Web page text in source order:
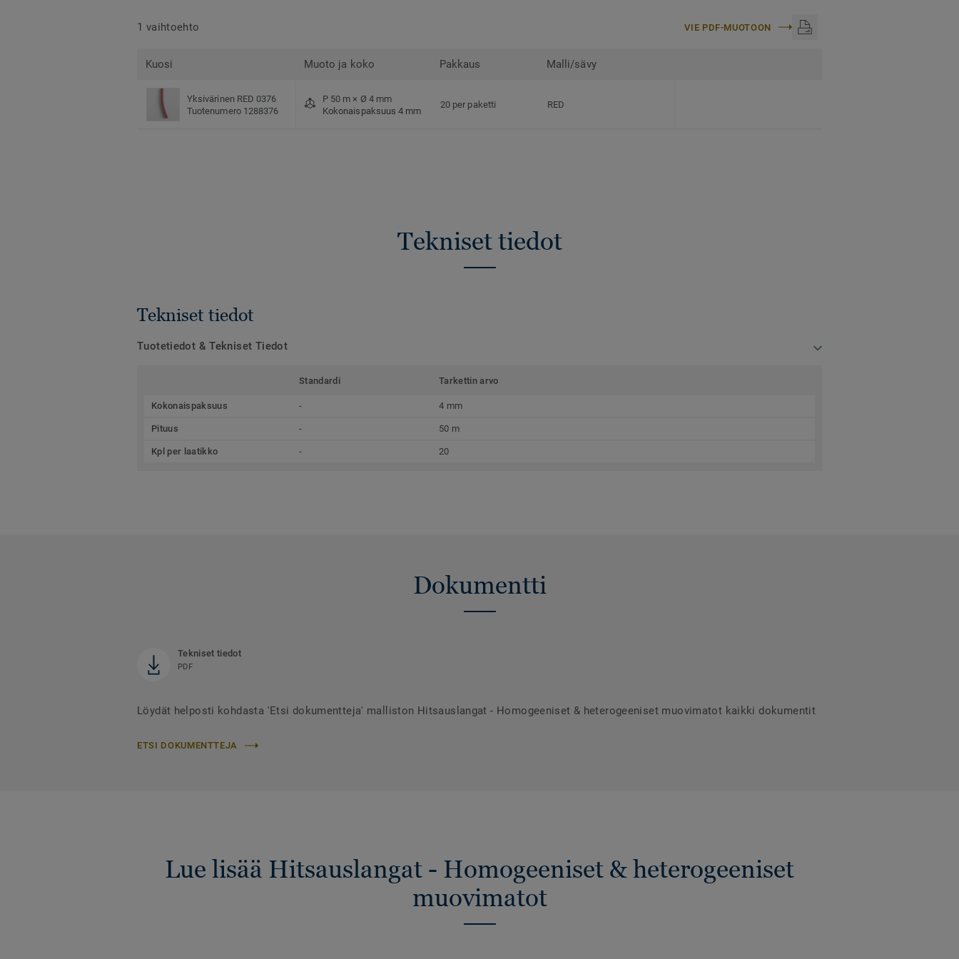
1 vaihtoehto VIE PDF-MUOTOON
Kuosi Muoto ja koko Pakkaus Malli/sävy
Yksivärinen RED 0376
Tuotenumero 1288376
P 50 m × Ø 4 mm
Kokonaispaksuus 4 mm
20 per paketti RED
Tekniset tiedot
Tekniset tiedot
Tuotetiedot & Tekniset Tiedot
Standardi Tarkettin arvo
Kokonaispaksuus - 4 mm
Pituus - 50 m
Kpl per laatikko - 20
Dokumentti
Tekniset tiedot
PDF
Löydät helposti kohdasta 'Etsi dokumentteja' malliston Hitsauslangat - Homogeeniset & heterogeeniset muovimatot kaikki dokumentit
ETSI DOKUMENTTEJA
Lue lisää Hitsauslangat - Homogeeniset & heterogeeniset
muovimatot